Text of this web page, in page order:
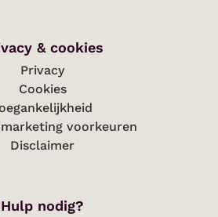
& cookies
Privacy
Cookies
voorkeuren
Disclaimer
Hulp nodig?